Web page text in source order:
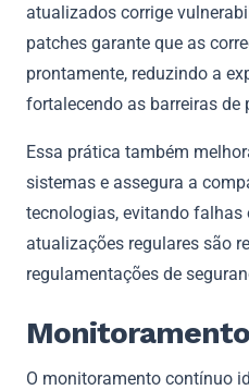
atualizados corrige
patches garante que as
prontamente, reduzindo a
fortalecendo as barreiras de
Essa prática também
sistemas e assegura a
tecnologias, evitando falhas
atualizações regulares são
regulamentações de
O monitoramento contínuo